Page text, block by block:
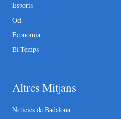
Esports
Oci
Economia
El Temps
Altres Mitjans
Notícies de Badalona